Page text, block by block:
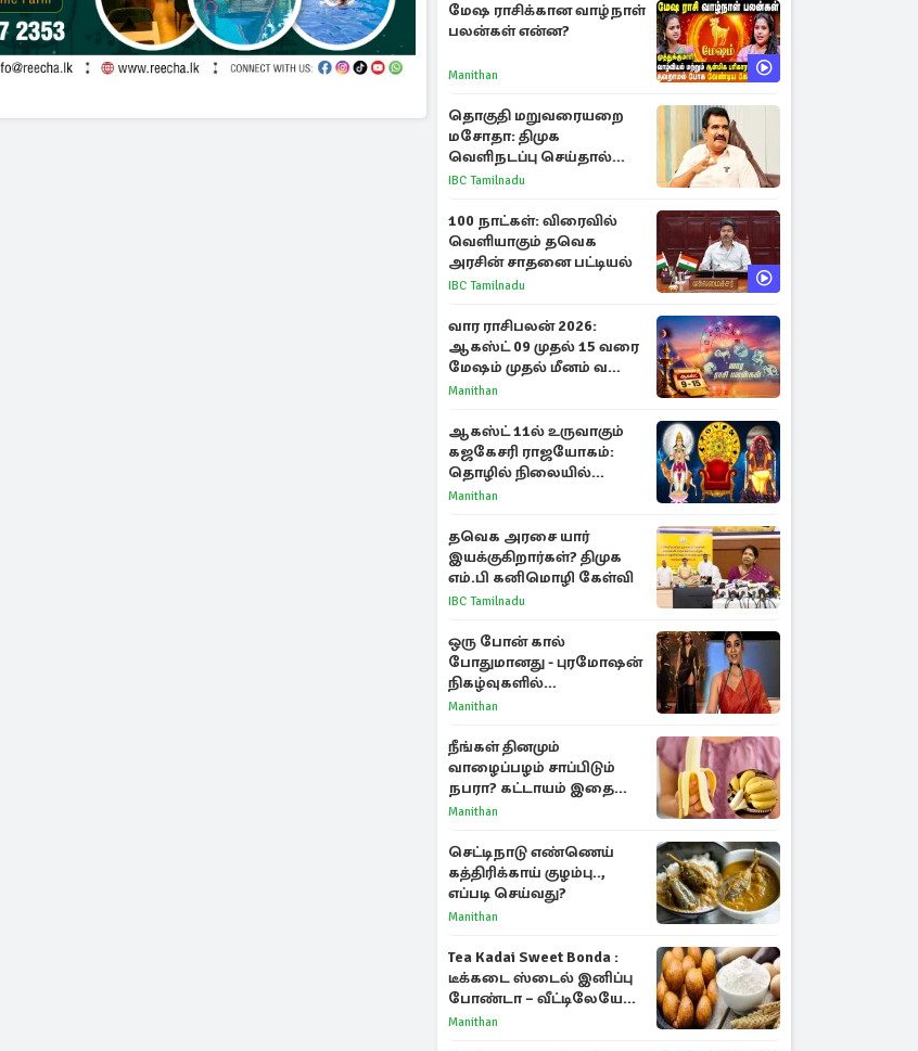
மேஷ ராசிக்கான வாழ்நாள்
பலன்கள் என்ன?
Manithan
தொகுதி மறுவரையறை
மசோதா: திமுக
வெளிநடப்பு செய்தால்
ஆதரவாகவே கருதப்படும்
IBC Tamilnadu
100 நாட்கள்: விரைவில்
வெளியாகும் தவெக
அரசின் சாதனை பட்டியல்
IBC Tamilnadu
வார ராசிபலன் 2026:
ஆகஸ்ட் 09 முதல் 15 வரை
மேஷம் முதல் மீனம் வரை
முழு பலன்கள்
Manithan
ஆகஸ்ட் 11ல் உருவாகும்
கஜகேசரி ராஜயோகம்:
தொழில் நிலையில்
அதிர்ஷ்டம் பெறும் 3
Manithan
தவெக அரசை யார்
இயக்குகிறார்கள்? திமுக
எம்.பி கனிமொழி கேள்வி
IBC Tamilnadu
ஒரு போன் கால்
போதுமானது - புரமோஷன்
நிகழ்வுகளில்
பங்கேற்காதது குறித்து
Manithan
நீங்கள் தினமும்
வாழைப்பழம் சாப்பிடும்
நபரா? கட்டாயம் இதை
தெரிந்து கொள்ளுங்கள்
Manithan
செட்டிநாடு எண்ணெய்
கத்திரிக்காய் குழம்பு..,
எப்படி செய்வது?
Manithan
Tea Kadai Sweet Bonda :
டீக்கடை ஸ்டைல் இனிப்பு
போண்டா – வீட்டிலேயே
செய்வது எப்படி?
Manithan